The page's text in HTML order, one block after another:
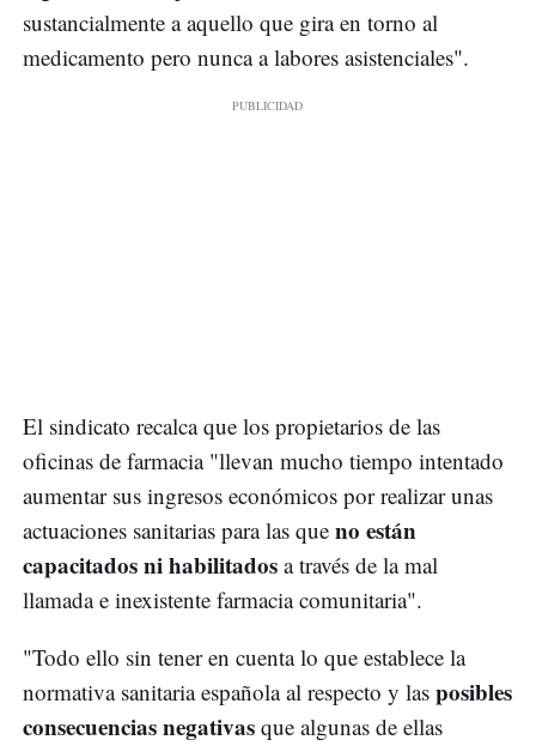
sustancialmente a aquello que gira en torno al
medicamento pero nunca a labores asistenciales".
El sindicato recalca que los propietarios de las
oficinas de farmacia "llevan mucho tiempo intentado
aumentar sus ingresos económicos por realizar unas
actuaciones sanitarias para las que no están
capacitados ni habilitados a través de la mal
llamada e inexistente farmacia comunitaria".
"Todo ello sin tener en cuenta lo que establece la
normativa sanitaria española al respecto y las posibles
consecuencias negativas que algunas de ellas